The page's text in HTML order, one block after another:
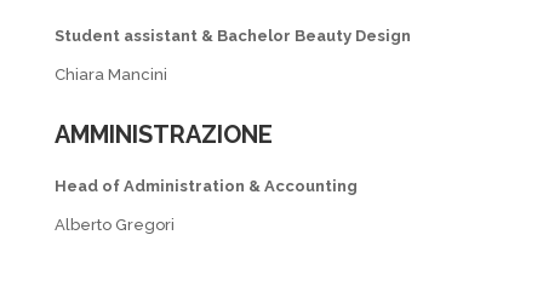
Student assistant & Bachelor Beauty Design
Chiara Mancini
AMMINISTRAZIONE
Head of Administration & Accounting
Alberto Gregori